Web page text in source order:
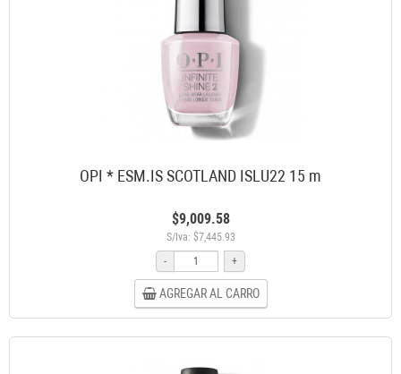
OPI * ESM.IS SCOTLAND ISLU22 15 m
$9,009.58
S/Iva: $7,445.93
-
+
AGREGAR AL CARRO